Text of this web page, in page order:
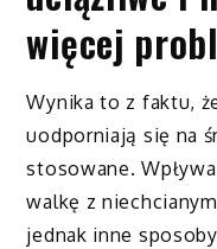
więcej
Wynika to z faktu,
uodporniają się na
stosowane.
walkę z
jednak inne